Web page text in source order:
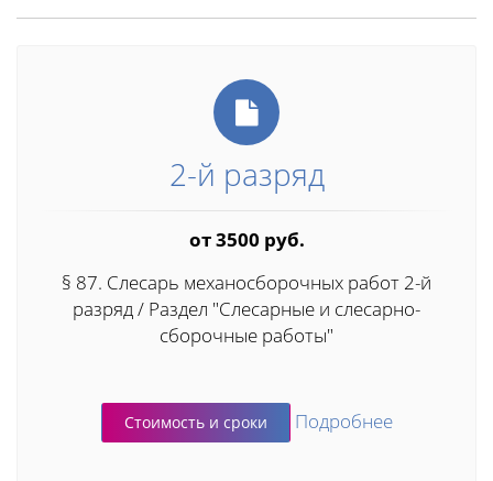
2-й разряд
от 3500 руб.
§ 87. Слесарь механосборочных работ 2-й
разряд / Раздел "Слесарные и слесарно-
сборочные работы"
Стоимость и сроки Подробнее